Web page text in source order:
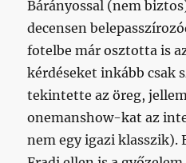
Bárányossal (nem
decensen
fotelbe már osztotta is
kérdéseket inkább csak
tekintette az öreg,
onemanshow-kat az
nem egy igazi klasszik).